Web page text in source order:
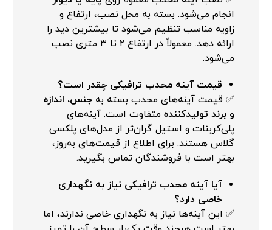
انجام می‌شود. بسته به محل نصب، ارتفاع و
زاویه مناسب تنظیم می‌شود تا بیشترین دید را
ارائه دهد. معمولاً در ارتفاع ۲ تا ۳ متری نصب
می‌شود.
قیمت آینه محدب ترافیکی چقدر است؟
✅ قیمت آینه‌های محدب بسته بهجنس، اندازه
و برند تولیدکننده متفاوت است. آینه‌های
پلی‌کربنات و استیل گران‌تر از مدل‌های پلکسی
گلاس هستند. برای اطلاع از قیمت‌های به‌روز،
بهتر است با فروشندگان تماس بگیرید.
آیا آینه محدب ترافیکی نیاز به نگهداری
خاصی دارد؟
✅ این آینه‌ها نیاز به نگهداری خاصی ندارند، اما